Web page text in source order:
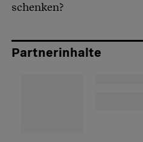
schenken?
Partnerinhalte